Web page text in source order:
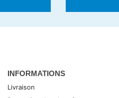
INFORMATIONS
Livraison